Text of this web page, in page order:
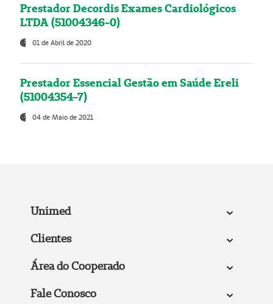
Prestador Decordis Exames Cardiológicos
LTDA (51004346-0)
01 de Abril de 2020
Prestador Essencial Gestão em Saúde Ereli
(51004354-7)
04 de Maio de 2021
Unimed
Clientes
Área do Cooperado
Fale Conosco